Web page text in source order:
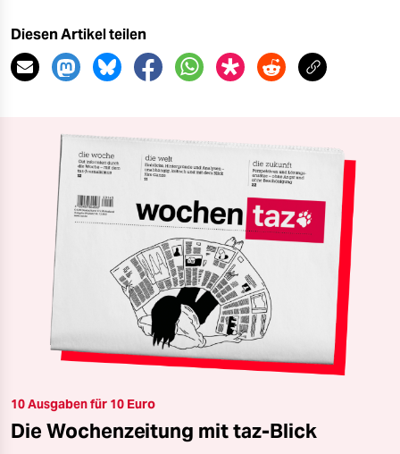
Diesen Artikel teilen
10 Ausgaben für 10 Euro
Die Wochenzeitung mit taz-Blick